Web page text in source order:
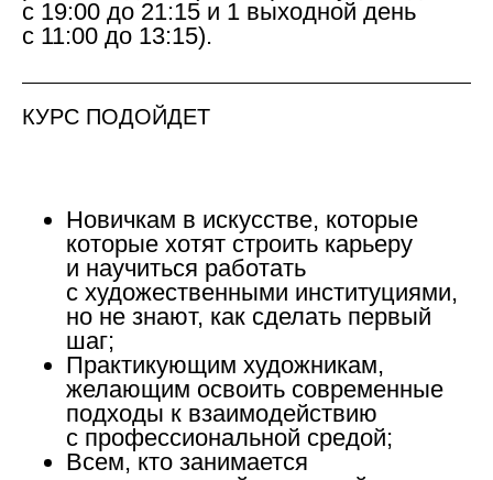
с 19:00 до 21:15 и 1 выходной день
с 11:00 до 13:15).
КУРС ПОДОЙДЕТ
Новичкам в искусстве, которые
которые хотят строить карьеру
и научиться работать
с художественными институциями,
но не знают, как сделать первый
шаг;
Практикующим художникам,
желающим освоить современные
подходы к взаимодействию
с профессиональной средой;
Всем, кто занимается